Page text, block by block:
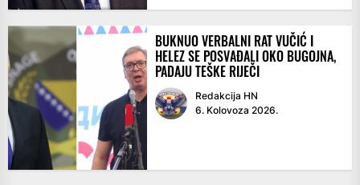
BUKNUO VERBALNI RAT VUČIĆ I
HELEZ SE POSVAĐALI OKO BUGOJNA,
PADAJU TEŠKE RIJEČI
Redakcija HN
6. Kolovoza 2026.